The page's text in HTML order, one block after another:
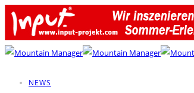
NEWS